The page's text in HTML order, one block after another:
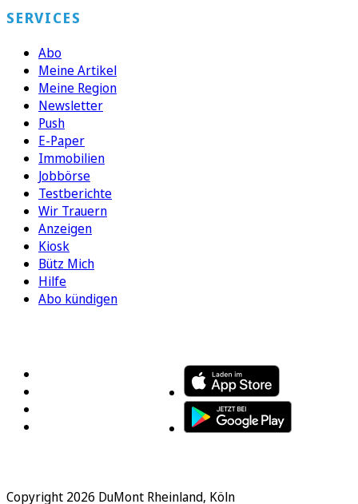
SERVICES
Abo
Meine Artikel
Meine Region
Newsletter
Push
E-Paper
Immobilien
Jobbörse
Testberichte
Wir Trauern
Anzeigen
Kiosk
Bütz Mich
Hilfe
Abo kündigen
Copyright 2026 DuMont Rheinland, Köln